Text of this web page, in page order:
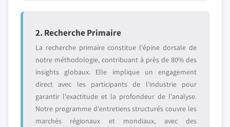
2. Recherche Primaire
La recherche primaire constitue l'épine dorsale de
notre méthodologie, contribuant à près de 80% des
insights globaux. Elle implique un engagement
direct avec les participants de l'industrie pour
garantir l'exactitude et la profondeur de l'analyse.
Notre programme d'entretiens structurés couvre les
marchés régionaux et mondiaux, avec des